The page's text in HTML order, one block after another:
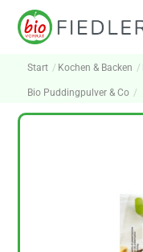
Skip
Start Kochen & Backen
Bio Puddingpulver & Co